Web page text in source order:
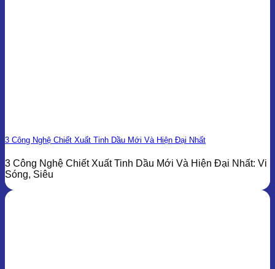
3 Công Nghệ Chiết Xuất Tinh Dầu Mới Và Hiện Đại Nhất
3 Công Nghệ Chiết Xuất Tinh Dầu Mới Và Hiện Đại Nhất: Vi
Sóng, Siêu